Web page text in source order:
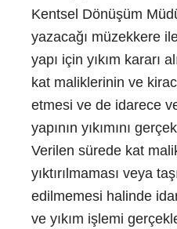
Kentsel Dönüşüm
yazacağı müzekkere
yapı için yıkım kararı
kat maliklerinin ve
etmesi ve de idarece
yapının yıkımını
Verilen sürede kat
yıktırılmaması veya
edilmemesi halinde
ve yıkım işlemi